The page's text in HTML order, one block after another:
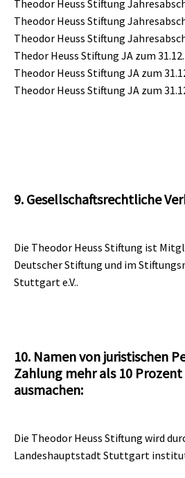
Theodor Heuss Stiftung
Theodor Heuss Stiftung
Theodor Heuss Stiftung
Thedor Heuss Stiftung JA zum
Theodor Heuss Stiftung JA zum
Theodor Heuss Stiftung JA zum
9. Gesellschaftsrechtliche
Die Theodor Heuss Stiftung ist
Deutscher Stiftung und im
Stuttgart e.V..
10. Namen von juristischen
Zahlung mehr als 10
ausmachen:
Die Theodor Heuss Stiftung wird
Landeshauptstadt Stuttgart